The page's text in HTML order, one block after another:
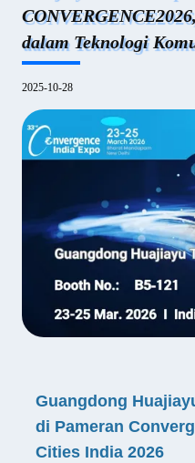
dalam Teknologi
2025-10-28
Guangdong
di Pameran
Cities India 2026